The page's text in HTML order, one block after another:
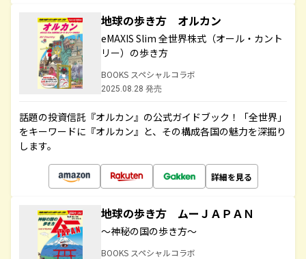
地球の歩き方 オルカン
eMAXIS Slim 全世界株式（オール・カント
リー）の歩き方
BOOKS スペシャルコラボ
2025.08.28 発売
話題の投資信託『オルカン』の公式ガイドブック！「全世界」
をキーワードに『オルカン』と、その構成各国の魅力を深掘り
します。
詳細を見る
地球の歩き方 ムーＪＡＰＡＮ
～神秘の国の歩き方～
BOOKS スペシャルコラボ